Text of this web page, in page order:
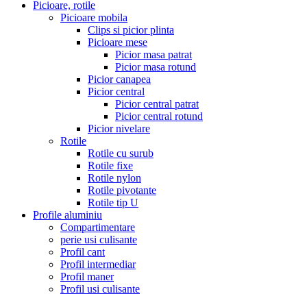
Picioare, rotile
Picioare mobila
Clips si picior plinta
Picioare mese
Picior masa patrat
Picior masa rotund
Picior canapea
Picior central
Picior central patrat
Picior central rotund
Picior nivelare
Rotile
Rotile cu surub
Rotile fixe
Rotile nylon
Rotile pivotante
Rotile tip U
Profile aluminiu
Compartimentare
perie usi culisante
Profil cant
Profil intermediar
Profil maner
Profil usi culisante